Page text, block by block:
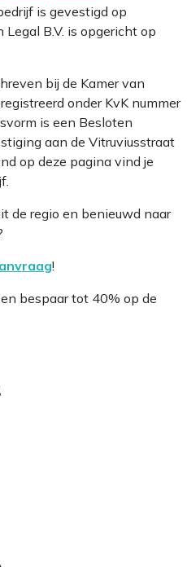
is gevestigd op
B.V. is opgericht op
bij de Kamer van
onder KvK nummer
is een Besloten
aan de Vitruviusstraat
op deze pagina vind je
de regio en benieuwd naar
!
bespaar tot 40% op de